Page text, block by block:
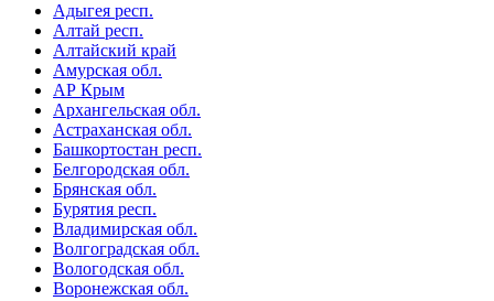
Адыгея респ.
Алтай респ.
Алтайский край
Амурская обл.
АР Крым
Архангельская обл.
Астраханская обл.
Башкортостан респ.
Белгородская обл.
Брянская обл.
Бурятия респ.
Владимирская обл.
Волгоградская обл.
Вологодская обл.
Воронежская обл.